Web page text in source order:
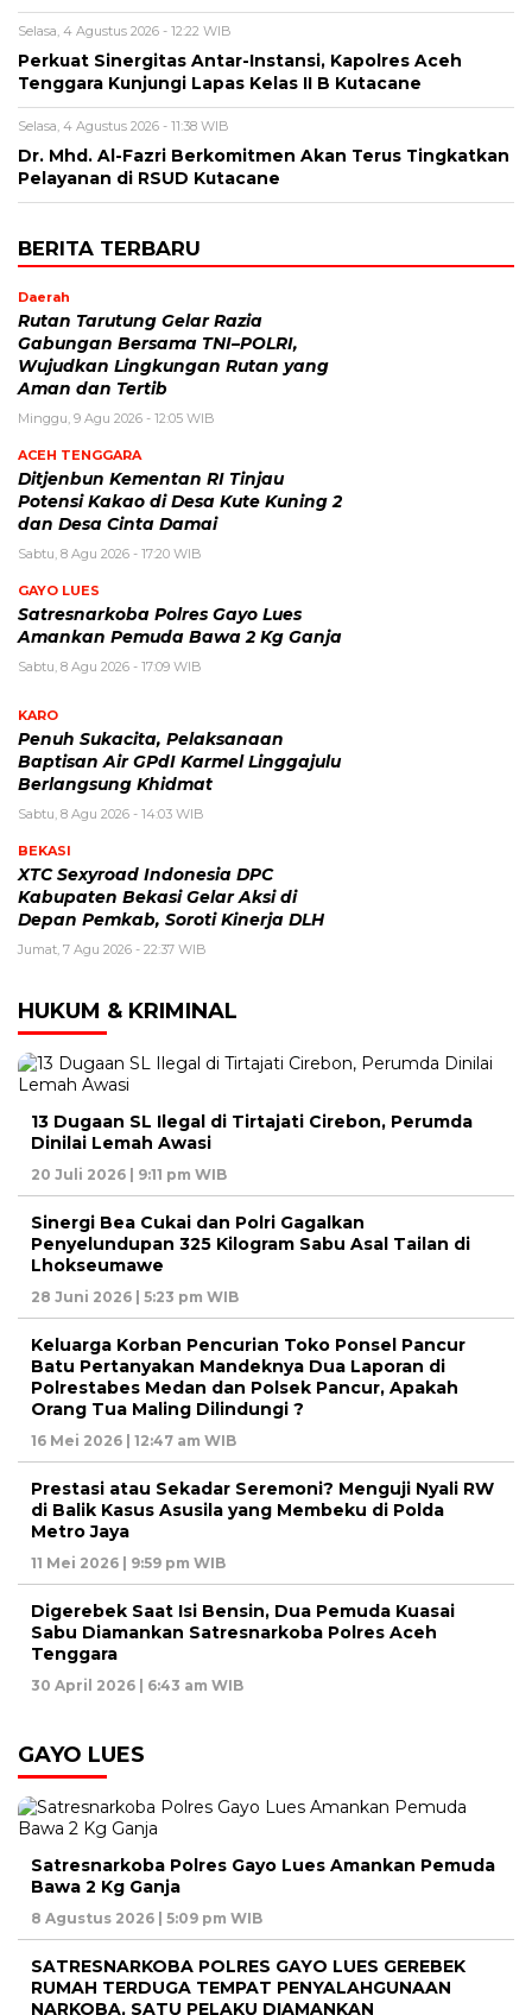
Selasa, 4 Agustus 2026 - 12:22 WIB
Perkuat Sinergitas Antar-Instansi, Kapolres Aceh
Tenggara Kunjungi Lapas Kelas II B Kutacane
Selasa, 4 Agustus 2026 - 11:38 WIB
Dr. Mhd. Al-Fazri Berkomitmen Akan Terus Tingkatkan
Pelayanan di RSUD Kutacane
BERITA TERBARU
Daerah
Rutan Tarutung Gelar Razia
Gabungan Bersama TNI–POLRI,
Wujudkan Lingkungan Rutan yang
Aman dan Tertib
Minggu, 9 Agu 2026 - 12:05 WIB
ACEH TENGGARA
Ditjenbun Kementan RI Tinjau
Potensi Kakao di Desa Kute Kuning 2
dan Desa Cinta Damai
Sabtu, 8 Agu 2026 - 17:20 WIB
GAYO LUES
Satresnarkoba Polres Gayo Lues
Amankan Pemuda Bawa 2 Kg Ganja
Sabtu, 8 Agu 2026 - 17:09 WIB
KARO
Penuh Sukacita, Pelaksanaan
Baptisan Air GPdI Karmel Linggajulu
Berlangsung Khidmat
Sabtu, 8 Agu 2026 - 14:03 WIB
BEKASI
XTC Sexyroad Indonesia DPC
Kabupaten Bekasi Gelar Aksi di
Depan Pemkab, Soroti Kinerja DLH
Jumat, 7 Agu 2026 - 22:37 WIB
HUKUM & KRIMINAL
13 Dugaan SL Ilegal di Tirtajati Cirebon, Perumda
Dinilai Lemah Awasi
20 Juli 2026 | 9:11 pm WIB
Sinergi Bea Cukai dan Polri Gagalkan
Penyelundupan 325 Kilogram Sabu Asal Tailan di
Lhokseumawe
28 Juni 2026 | 5:23 pm WIB
Keluarga Korban Pencurian Toko Ponsel Pancur
Batu Pertanyakan Mandeknya Dua Laporan di
Polrestabes Medan dan Polsek Pancur, Apakah
Orang Tua Maling Dilindungi ?
16 Mei 2026 | 12:47 am WIB
Prestasi atau Sekadar Seremoni? Menguji Nyali RW
di Balik Kasus Asusila yang Membeku di Polda
Metro Jaya
11 Mei 2026 | 9:59 pm WIB
Digerebek Saat Isi Bensin, Dua Pemuda Kuasai
Sabu Diamankan Satresnarkoba Polres Aceh
Tenggara
30 April 2026 | 6:43 am WIB
GAYO LUES
Satresnarkoba Polres Gayo Lues Amankan Pemuda
Bawa 2 Kg Ganja
8 Agustus 2026 | 5:09 pm WIB
SATRESNARKOBA POLRES GAYO LUES GEREBEK
RUMAH TERDUGA TEMPAT PENYALAHGUNAAN
NARKOBA, SATU PELAKU DIAMANKAN